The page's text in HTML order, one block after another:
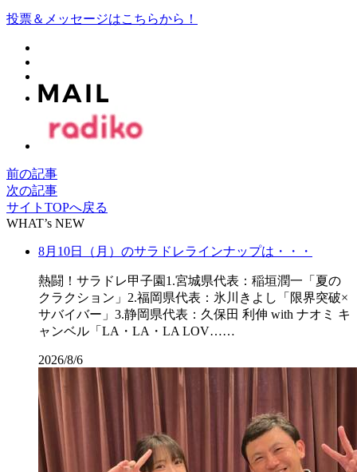
投票＆メッセージはこちらから！
前の記事
次の記事
サイトTOPへ戻る
WHAT’s NEW
8月10日（月）のサラドレラインナップは・・・
熱闘！サラドレ甲子園1.宮城県代表：稲垣潤一「夏の
クラクション」2.福岡県代表：氷川きよし「限界突破×
サバイバー」3.静岡県代表：久保田 利伸 with ナオミ キ
ャンベル「LA・LA・LA LOV……
2026/8/6